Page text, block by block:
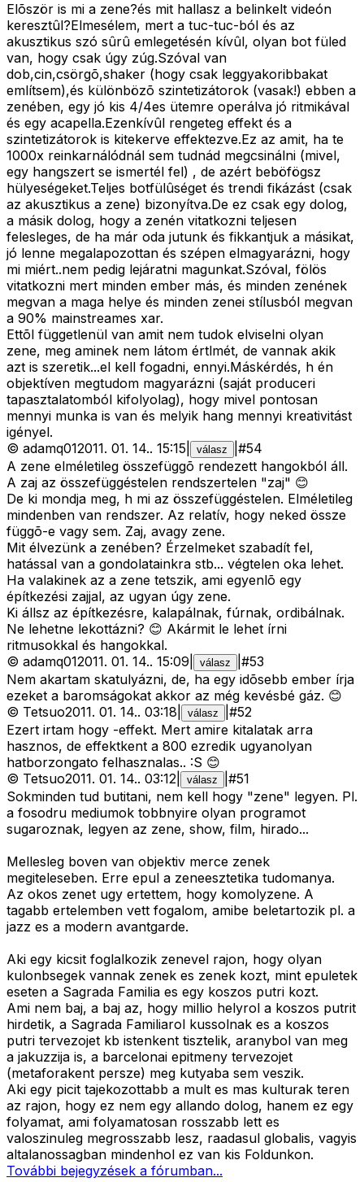
Elõször is mi a zene?és mit hallasz a belinkelt videón
keresztûl?Elmesélem, mert a tuc-tuc-ból és az
akusztikus szó sûrû emlegetésén kívûl, olyan bot füled
van, hogy csak úgy zúg.Szóval van
dob,cin,csörgõ,shaker (hogy csak leggyakoribbakat
említsem),és különbözõ szintetizátorok (vasak!) ebben a
zenében, egy jó kis 4/4es ütemre operálva jó ritmikával
és egy acapella.Ezenkívûl rengeteg effekt és a
szintetizátorok is kitekerve effektezve.Ez az amit, ha te
1000x reinkarnálódnál sem tudnád megcsinálni (mivel,
egy hangszert se ismertél fel) , de azért beböfögsz
hülyeségeket.Teljes botfülûséget és trendi fikázást (csak
az akusztikus a zene) bizonyítva.De ez csak egy dolog,
a másik dolog, hogy a zenén vitatkozni teljesen
felesleges, de ha már oda jutunk és fikkantjuk a másikat,
jó lenne megalapozottan és szépen elmagyarázni, hogy
mi miért..nem pedig lejáratni magunkat.Szóval, fölös
vitatkozni mert minden ember más, és minden zenének
megvan a maga helye és minden zenei stílusból megvan
a 90% mainstreames xar.
Ettõl függetlenül van amit nem tudok elviselni olyan
zene, meg aminek nem látom értlmét, de vannak akik
azt is szeretik...el kell fogadni, ennyi.Máskérdés, h én
objektíven megtudom magyarázni (saját produceri
tapasztalatomból kifolyolag), hogy mivel pontosan
mennyi munka is van és melyik hang mennyi kreativitást
igényel.
© adamq012011. 01. 14.. 15:15 válasz #54
A zene elméletileg összefüggõ rendezett hangokból áll.
A zaj az összefüggéstelen rendszertelen "zaj" 😊
De ki mondja meg, h mi az összefüggéstelen. Elméletileg
mindenben van rendszer. Az relatív, hogy neked össze
függõ-e vagy sem. Zaj, avagy zene.
Mit élvezünk a zenében? Érzelmeket szabadít fel,
hatással van a gondolatainkra stb... végtelen oka lehet.
Ha valakinek az a zene tetszik, ami egyenlõ egy
építkezési zajjal, az ugyan úgy zene.
Ki állsz az építkezésre, kalapálnak, fúrnak, ordibálnak.
Ne lehetne lekottázni? 😊 Akármit le lehet írni
ritmusokkal és hangokkal.
© adamq012011. 01. 14.. 15:09 válasz #53
Nem akartam skatulyázni, de, ha egy idõsebb ember írja
ezeket a baromságokat akkor az még kevésbé gáz. 😊
© Tetsuo2011. 01. 14.. 03:18 válasz #52
Ezert irtam hogy -effekt. Mert amire kitalatak arra
hasznos, de effektkent a 800 ezredik ugyanolyan
hatborzongato felhasznalas.. :S 😊
© Tetsuo2011. 01. 14.. 03:12 válasz #51
Sokminden tud butitani, nem kell hogy "zene" legyen. Pl.
a fosodru mediumok tobbnyire olyan programot
sugaroznak, legyen az zene, show, film, hirado...
Mellesleg boven van objektiv merce zenek
megiteleseben. Erre epul a zeneesztetika tudomanya.
Az okos zenet ugy ertettem, hogy komolyzene. A
tagabb ertelemben vett fogalom, amibe beletartozik pl. a
jazz es a modern avantgarde.
Aki egy kicsit foglalkozik zenevel rajon, hogy olyan
kulonbsegek vannak zenek es zenek kozt, mint epuletek
eseten a Sagrada Familia es egy koszos putri kozt.
Ami nem baj, a baj az, hogy millio helyrol a koszos putrit
hirdetik, a Sagrada Familiarol kussolnak es a koszos
putri tervezojet kb istenkent tisztelik, aranybol van meg
a jakuzzija is, a barcelonai epitmeny tervezojet
(metaforakent persze) meg kutyaba sem veszik.
Aki egy picit tajekozottabb a mult es mas kulturak teren
az rajon, hogy ez nem egy allando dolog, hanem ez egy
folyamat, ami folyamatosan rosszabb lett es
valoszinuleg megrosszabb lesz, raadasul globalis, vagyis
altalanossagban mindenhol ez van kis Foldunkon.
További bejegyzések a fórumban...